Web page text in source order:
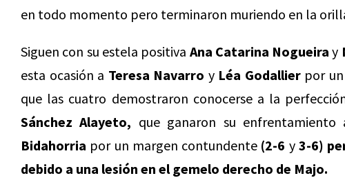
en todo momento pero terminaron muriendo en la
Siguen con su estela positiva Ana Catarina Nogueira y
esta ocasión a Teresa Navarro y Léa Godallierpor un
que las cuatro demostraron conocerse a la
Sánchez Alayeto, que ganaron su enfrentamiento
Bidahorria por un margen contundente (2-6 y3-6)
debido a una lesión en el gemelo derecho de Majo.